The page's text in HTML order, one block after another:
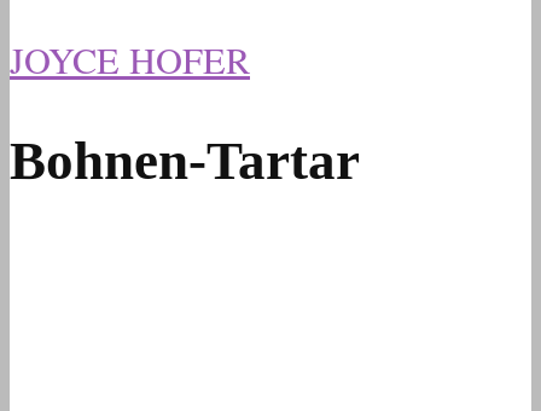
JOYCE HOFER
Bohnen-Tartar